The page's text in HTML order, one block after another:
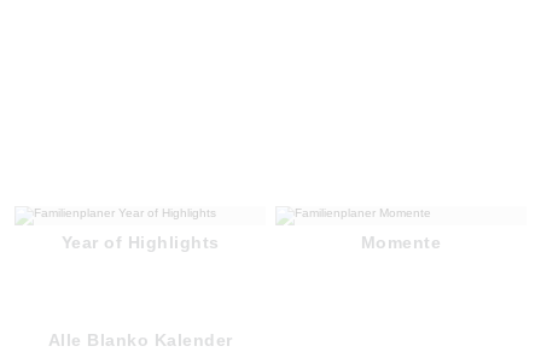
Year of Highlights Momente
Alle Blanko Kalender